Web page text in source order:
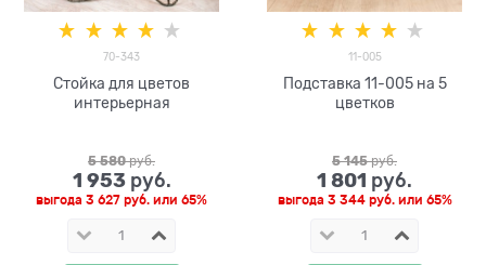
70-343
Стойка для цветов
интерьерная
5 580 руб.
1 953 руб.
выгода 3 627 руб. или 65%
11-005
Подставка 11-005 на 5
цветков
5 145 руб.
1 801 руб.
выгода 3 344 руб.или 65%